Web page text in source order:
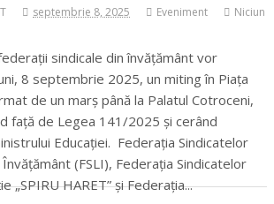
septembrie 8, 2025 Eveniment
Niciun
sindicale din învățământ vor
8 septembrie 2025, un miting în Piața
de un marș până la Palatul Cotroceni,
față de Legea 141/2025 și cerând
Educației. Federația Sindicatelor
(FSLI), Federația Sindicatelor
„SPIRU HARET” și Federația...